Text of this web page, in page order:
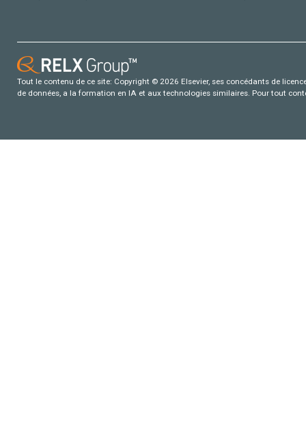
Tout le contenu de ce site: Copyright © 2026 Elsevier, ses concédants de
de données, a la formation en IA et aux technologies similaires. Pour tout